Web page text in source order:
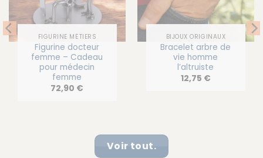
FIGURINE MÉTIERS
Figurine docteur
femme – Cadeau
pour médecin
femme
72,90 €
BIJOUX ORIGINAUX
Bracelet arbre de
vie homme
l’altruiste
12,75 €
Voir tout.